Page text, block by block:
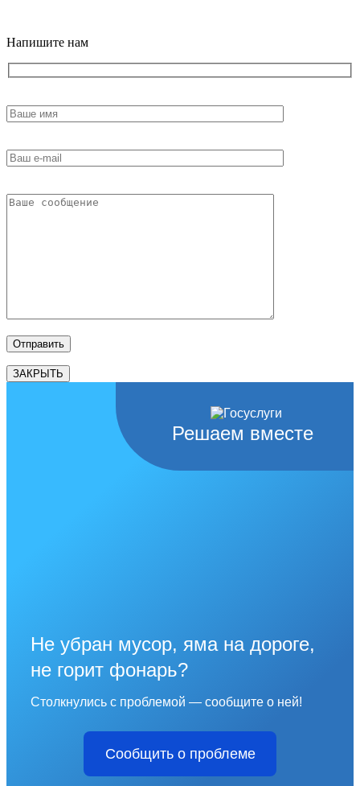
Напишите нам
ЗАКРЫТЬ
Решаем вместе
Не убран мусор, яма на дороге,
не горит фонарь?
Столкнулись с проблемой — сообщите о ней!
Сообщить о проблеме